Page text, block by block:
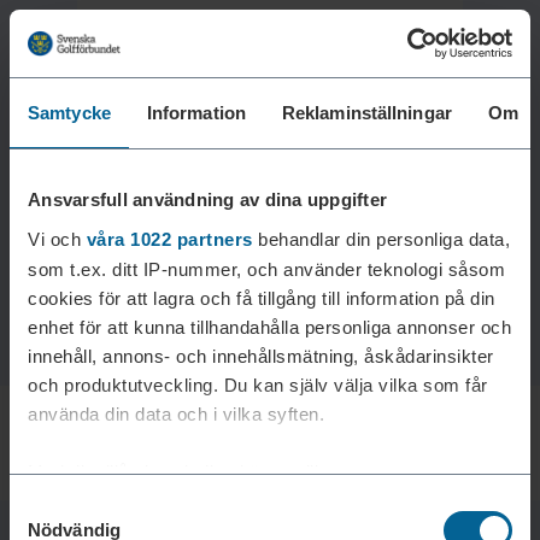
Samtycke Information Reklaminställningar Om
Ansvarsfull användning av dina uppgifter
Vi och våra 1022 partners behandlar din personliga data,
som t.ex. ditt IP-nummer, och använder teknologi såsom
cookies för att lagra och få tillgång till information på din
enhet för att kunna tillhandahålla personliga annonser och
innehåll, annons- och innehållsmätning, åskådarinsikter
och produktutveckling. Du kan själv välja vilka som får
använda din data och i vilka syften.
Med din tillåtelse skulle vi även vilja:
kan ha en noggrannhet på upp till flera meter
Nödvändig
Laddar reklam...